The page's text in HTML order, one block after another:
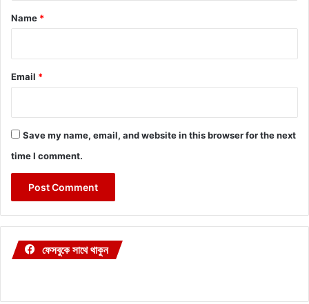
*
Name *
Email *
Save my name, email, and website in this browser for the next
time I comment.
ফেসবুকে সাথে থাকুন